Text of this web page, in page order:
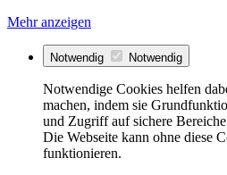
Mehr anzeigen
Notwendig Notwendig
Notwendige Cookies helfen
machen, indem sie
und Zugriff auf sichere
Die Webseite kann ohne diese
funktionieren.